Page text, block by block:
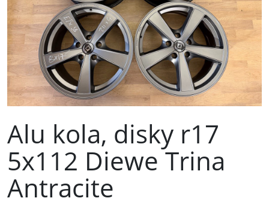
Alu kola, disky r17
5x112 Diewe Trina
Antracite